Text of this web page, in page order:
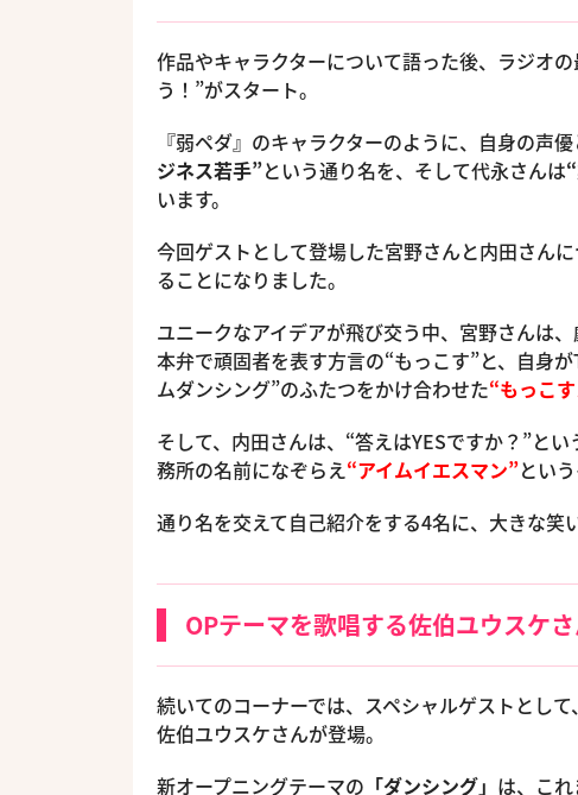
作品やキャラクターについて語った後、ラジオ
う！”がスタート。
『弱ペダ』のキャラクターのように、自身の声
ジネス若手”という通り名を、そして代永さんは
います。
今回ゲストとして登場した宮野さんと内田さん
ることになりました。
ユニークなアイデアが飛び交う中、宮野さんは
本弁で頑固者を表す方言の“もっこす”と、自身
ムダンシング”のふたつをかけ合わせた“もっこ
そして、内田さんは、“答えはYESですか？”と
務所の名前になぞらえ“アイムイエスマン”とい
通り名を交えて自己紹介をする4名に、大きな笑
OPテーマを歌唱する佐伯ユウスケさ
続いてのコーナーでは、スペシャルゲストとし
佐伯ユウスケさんが登場。
新オープニングテーマの 「ダンシング」 は、こ